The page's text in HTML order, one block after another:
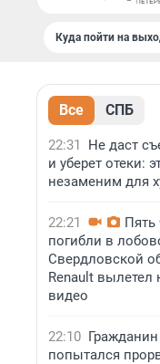
Куда пойти на
Все СПБ
22:31
Не даст
и уберет отеки:
незаменим для
22:21
Пять
погибли в
Свердловской
Renault вылетел
видео
22:10
попытался